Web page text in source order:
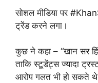
सोशल मीडिया पर
ट्रेंड करने लगा।
कुछ ने कहा – “खान सर
ताकि स्टूडेंट्स ज्यादा
आरोप गलत भी हो सकते